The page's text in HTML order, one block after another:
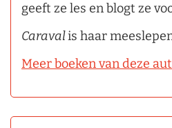
geeft ze les en blogt ze
Caravalis haar
Meer boeken van deze